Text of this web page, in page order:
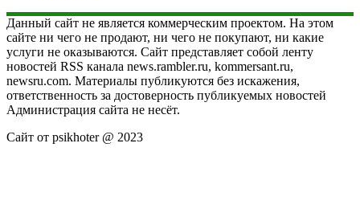
Данный сайт не является коммерческим проектом. На этом
сайте ни чего не продают, ни чего не покупают, ни какие
услуги не оказываются. Сайт представляет собой ленту
новостей RSS канала news.rambler.ru, kommersant.ru,
newsru.com. Материалы публикуются без искажения,
ответственность за достоверность публикуемых новостей
Администрация сайта не несёт.
Сайт от psikhoter @ 2023